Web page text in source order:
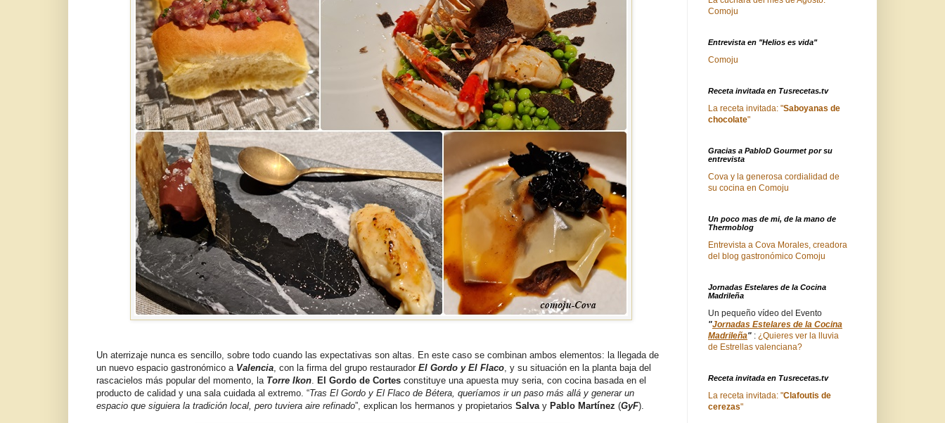
Un aterrizaje nunca es sencillo, sobre todo cuando las expectativas son altas. En este caso se combinan ambos elementos: la llegada de
un nuevo espacio gastronómico a Valencia , con la firma del grupo restaurador El Gordo y El Flaco , y su situación en la planta baja del
rascacielos más popular del momento, la Torre Ikon El Gordo de Cortes constituye una apuesta muy seria, con cocina basada en el
producto de calidad y una sala cuidada al extremo. “Tras El Gordo y El Flaco de Bétera, queríamos ir un paso más allá y generar un
espacio que siguiera la tradición local, pero tuviera aire refinado”, explican los hermanos y propietarios Salva y Pablo Martínez (GyF).
Comoju
Entrevista en "Helios es vida"
Comoju
Receta invitada en Tusrecetas.tv
La receta invitada: "Saboyanas de
chocolate"
Gracias a PabloD Gourmet por su
entrevista
Cova y la generosa cordialidad de
su cocina en Comoju
Un poco mas de mi, de la mano de
Thermoblog
Entrevista a Cova Morales, creadora
del blog gastronómico Comoju
Jornadas Estelares de la Cocina
Madrileña
Un pequeño vídeo del Evento
"Jornadas Estelares de la Cocina
Madrileña" : ¿Quieres ver la lluvia
de Estrellas valenciana?
Receta invitada en Tusrecetas.tv
La receta invitada: "Clafoutis de
cerezas"